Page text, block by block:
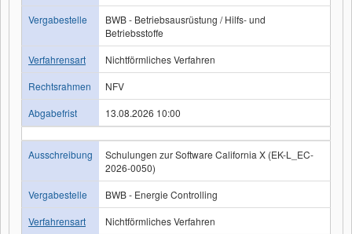
Vergabestelle
BWB - Betriebsausrüstung / Hilfs- und
Betriebsstoffe
Verfahrensart
Nichtförmliches Verfahren
Rechtsrahmen
NFV
Abgabefrist
13.08.2026 10:00
Ausschreibung
Schulungen zur Software California X (EK-L_EC-
2026-0050)
Vergabestelle
BWB - Energie Controlling
Verfahrensart
Nichtförmliches Verfahren